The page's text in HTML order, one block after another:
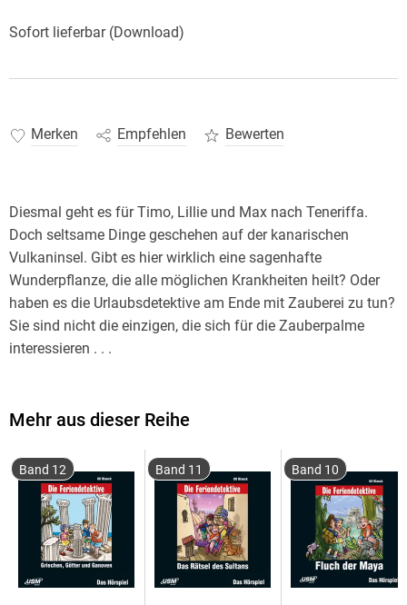
Sofort lieferbar (Download)
Merken Empfehlen Bewerten
Diesmal geht es für Timo, Lillie und Max nach Teneriffa.
Doch seltsame Dinge geschehen auf der kanarischen
Vulkaninsel. Gibt es hier wirklich eine sagenhafte
Wunderpflanze, die alle möglichen Krankheiten heilt? Oder
haben es die Urlaubsdetektive am Ende mit Zauberei zu tun?
Sie sind nicht die einzigen, die sich für die Zauberpalme
interessieren . . .
Mehr aus dieser Reihe
Band 12 Band 11 Band 10